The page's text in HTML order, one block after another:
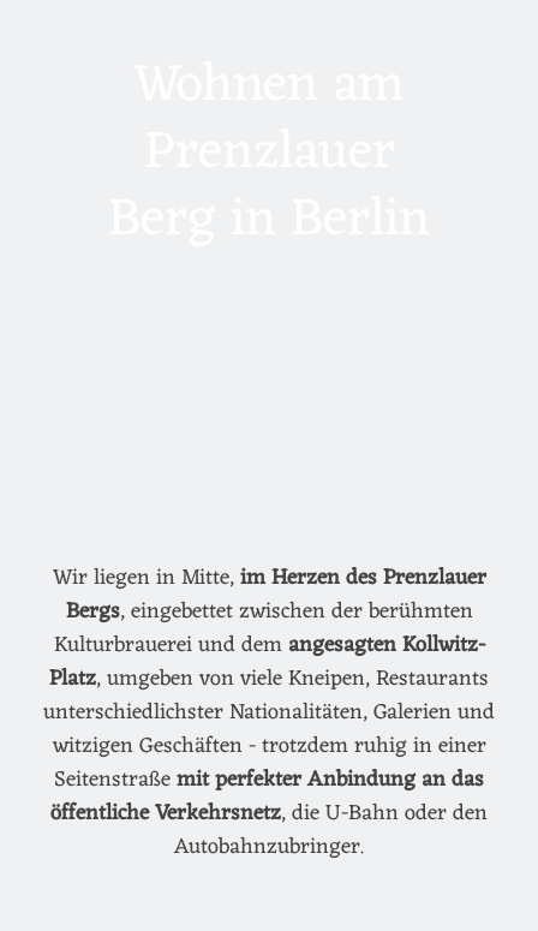
Wir liegen in Mitte,im Herzen des Prenzlauer
Bergs, eingebettet zwischen der berühmten
Kulturbrauerei und demangesagten Kollwitz-
Platz, umgeben von viele Kneipen, Restaurants
unterschiedlichster Nationalitäten, Galerien und
witzigen Geschäften - trotzdem ruhig in einer
Seitenstraßemit perfekter Anbindung an das
öffentliche Verkehrsnetz, die U-Bahn oder den
Autobahnzubringer.